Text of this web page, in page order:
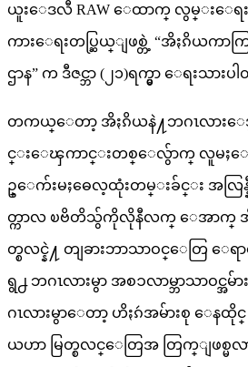
ယူးေဒလီ RAW ေထာက္ လွမ္းေရး
ကားေရးတပ္ဆြယ္ျဖစ္တဲ့ “အိႏၵိယ
ဌာန” က ဒီဇင္ဘာ (၂၁)ရက္မွာ ေရးသားပ
တကယ္ေတာ့ အိႏၵိယနဲ႔ဘဂၤလားေ
င္းေၾကာင္းတစ္ေလွ်ာက္ လူမႈေရး-
ဥ္ေက်းမႈဓေလ့ထုံးတမ္းခ်င္း အလြန္နီ
တ္ကာလ ၿဗိတိသွ်ကိုလိုနီလက္ ေအာက္ အိႏ
တ္စလင္နဲ႔ တျခားဘာသာဝင္ေတြ ေ
ရွ႕ ဘဂၤလားမွာ အစၥလာမ္ဘာသာဝင္အမ်
ဂၤလားမွာေတာ့ ဟိႏၵဴအမ်ားစု ေနထိုင္
ယဟာ မြတ္စလင္ေတြအ တြက္ျဖစ္မ